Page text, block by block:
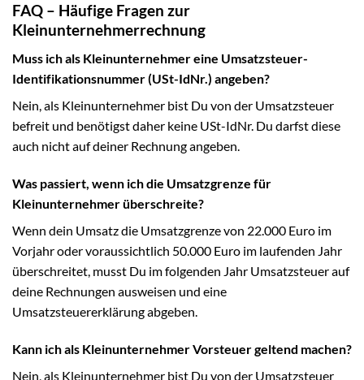
FAQ – Häufige Fragen zur
Kleinunternehmerrechnung
Muss ich als Kleinunternehmer eine Umsatzsteuer-
Identifikationsnummer (USt-IdNr.) angeben?
Nein, als Kleinunternehmer bist Du von der Umsatzsteuer
befreit und benötigst daher keine USt-IdNr. Du darfst diese
auch nicht auf deiner Rechnung angeben.
Was passiert, wenn ich die Umsatzgrenze für
Kleinunternehmer überschreite?
Wenn dein Umsatz die Umsatzgrenze von 22.000 Euro im
Vorjahr oder voraussichtlich 50.000 Euro im laufenden Jahr
überschreitet, musst Du im folgenden Jahr Umsatzsteuer auf
deine Rechnungen ausweisen und eine
Umsatzsteuererklärung abgeben.
Kann ich als Kleinunternehmer Vorsteuer geltend machen?
Nein, als Kleinunternehmer bist Du von der Umsatzsteuer